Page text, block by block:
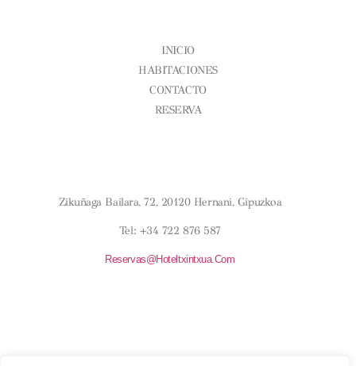
INICIO
HABITACIONES
CONTACTO
RESERVA
Zikuñaga Bailara, 72, 20120 Hernani, Gipuzkoa
Tel: +34 722 876 587
Reservas@hoteltxintxua.com